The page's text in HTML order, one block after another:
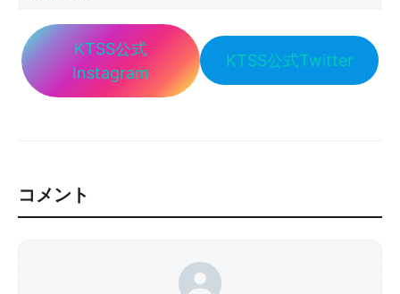
KTSS公式
Instagram
KTSS公式Twitter
コメント